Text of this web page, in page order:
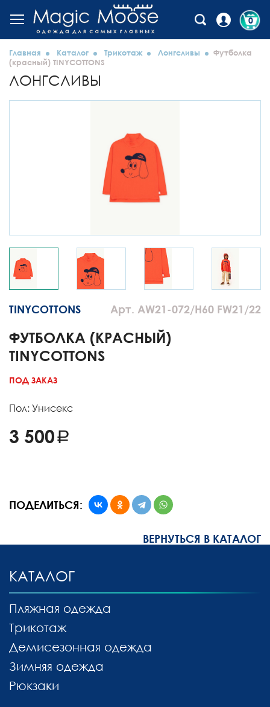
0
Главная Каталог Трикотаж Лонгсливы
Футболка
(красный) TINYCOTTONS
ЛОНГСЛИВЫ
Арт. AW21-072/H60 FW21/22
TINYCOTTONS
ФУТБОЛКА (КРАСНЫЙ)
TINYCOTTONS
ПОД ЗАКАЗ
Пол: Унисекс
3 500
ПОДЕЛИТЬСЯ:
ВЕРНУТЬСЯ В КАТАЛОГ
КАТАЛОГ
Пляжная одежда
Трикотаж
Демисезонная одежда
Зимняя одежда
Рюкзаки